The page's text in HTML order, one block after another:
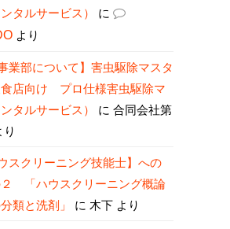
タルサービス）
に
より
事業部について】害虫駆除マスタ
食店向け プロ仕様害虫駆除マ
タルサービス）
に 合同会社第
り
ウスクリーニング技能士】への
「ハウスクリーニング概論
類と洗剤」
に 木下 より